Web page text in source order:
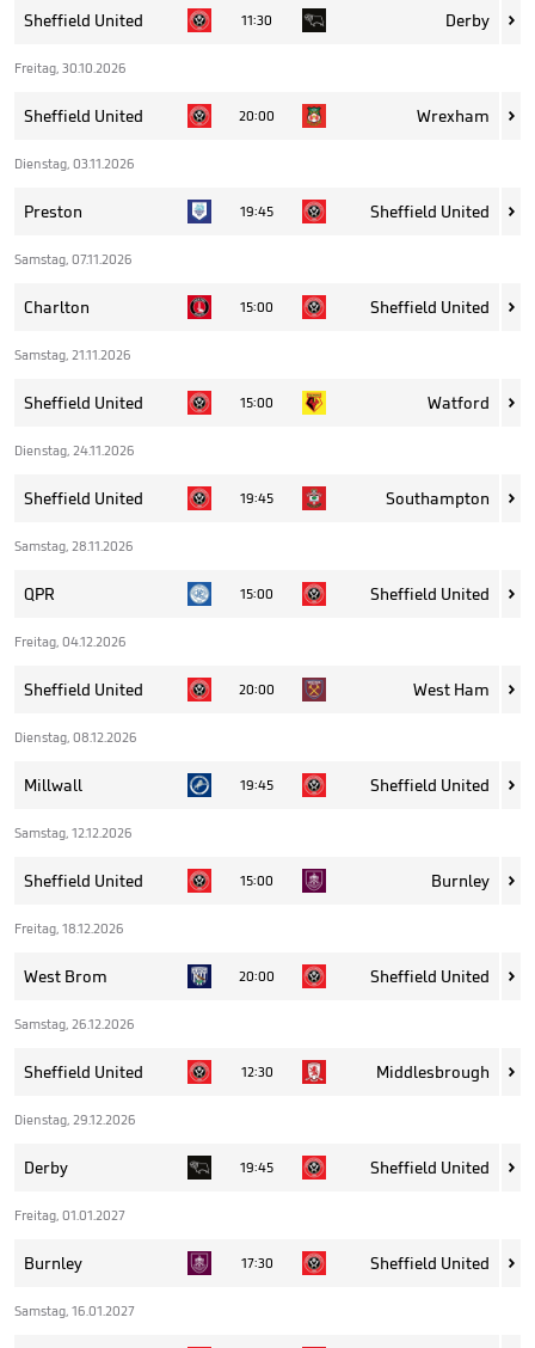
Sheffield United 11:30 Derby 
Freitag, 30.10.2026
Sheffield United 20:00 Wrexham 
Dienstag, 03.11.2026
Preston 19:45 Sheffield United 
Samstag, 07.11.2026
Charlton 15:00 Sheffield United 
Samstag, 21.11.2026
Sheffield United 15:00 Watford 
Dienstag, 24.11.2026
Sheffield United 19:45 Southampton 
Samstag, 28.11.2026
QPR 15:00 Sheffield United 
Freitag, 04.12.2026
Sheffield United 20:00 West Ham 
Dienstag, 08.12.2026
Millwall 19:45 Sheffield United 
Samstag, 12.12.2026
Sheffield United 15:00 Burnley 
Freitag, 18.12.2026
West Brom 20:00 Sheffield United 
Samstag, 26.12.2026
Sheffield United 12:30 Middlesbrough 
Dienstag, 29.12.2026
Derby 19:45 Sheffield United 
Freitag, 01.01.2027
Burnley 17:30 Sheffield United 
Samstag, 16.01.2027